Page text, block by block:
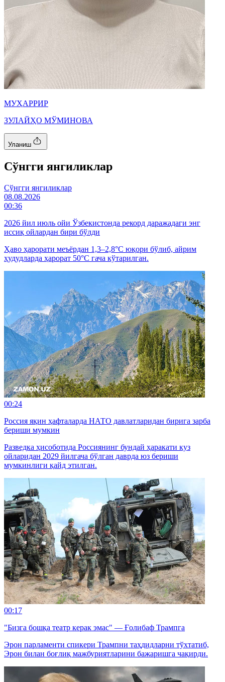
МУҲАРРИР
ЗУЛАЙҲО МЎМИНОВА
Уланиш
Cўнгги янгиликлар
Cўнгги янгиликлар
08.08.2026
00:36
2026 йил июль ойи Ўзбекистонда рекорд даражадаги энг
иссиқ ойлардан бири бўлди
Ҳаво ҳарорати меъёрдан 1,3–2,8°C юқори бўлиб, айрим
ҳудудларда ҳарорат 50°C гача кўтарилган.
00:24
Россия яқин ҳафталарда НАТО давлатларидан бирига зарба
бериши мумкин
Разведка ҳисоботида Россиянинг бундай ҳаракати куз
ойларидан 2029 йилгача бўлган даврда юз бериши
мумкинлиги қайд этилган.
00:17
"Бизга бошқа театр керак эмас" — Ғолибаф Трампга
Эрон парламенти спикери Трампни таҳдидларни тўхтатиб,
Эрон билан боғлиқ мажбуриятларини бажаришга чақирди.